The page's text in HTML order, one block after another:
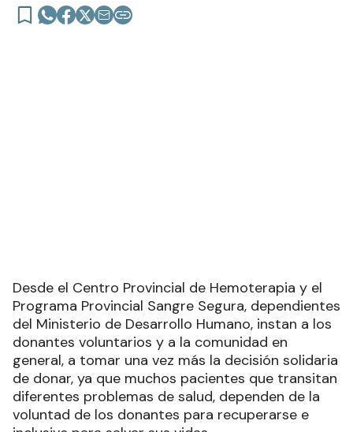
Desde el Centro Provincial de Hemoterapia y el
Programa Provincial Sangre Segura, dependientes
del Ministerio de Desarrollo Humano, instan a los
donantes voluntarios y a la comunidad en
general, a tomar una vez más la decisión solidaria
de donar, ya que muchos pacientes que transitan
diferentes problemas de salud, dependen de la
voluntad de los donantes para recuperarse e